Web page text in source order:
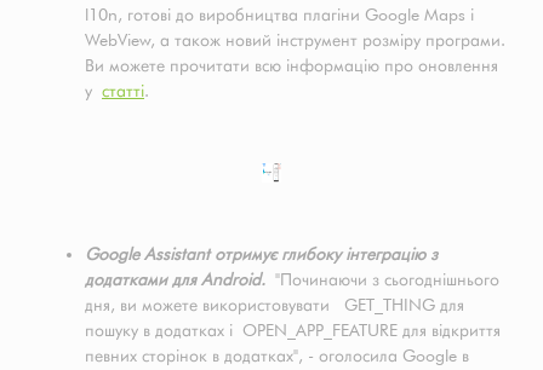
l10n, готові до виробництва плагіни Google Maps і
WebView, а також новий інструмент розміру програми.
Ви можете прочитати всю інформацію про оновлення
у статті.
Google Assistant отримує глибоку інтеграцію з
додатками для Android. "Починаючи з сьогоднішнього
дня, ви можете використовувати GET_THING для
пошуку в додатках і OPEN_APP_FEATURE для відкриття
певних сторінок в додатках", - оголосила Google в